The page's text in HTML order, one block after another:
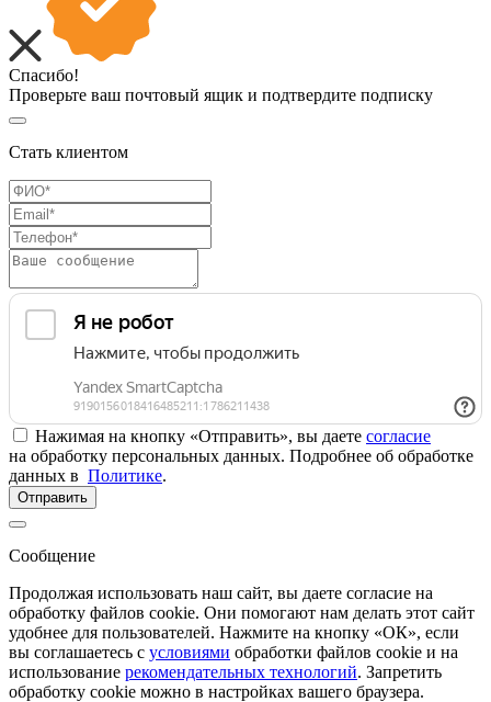
Спасибо!
Проверьте ваш почтовый ящик и подтвердите подписку
Стать клиентом
Нажимая на кнопку «Отправить», вы даете согласие
на обработку персональных данных. Подробнее об обработке
данных в Политике.
Отправить
Сообщение
Продолжая использовать наш сайт, вы даете согласие на
обработку файлов cookie. Они помогают нам делать этот сайт
удобнее для пользователей. Нажмите на кнопку «ОК», если
вы соглашаетесь с условиями обработки файлов cookie и на
использование рекомендательных технологий. Запретить
обработку cookie можно в настройках вашего браузера.